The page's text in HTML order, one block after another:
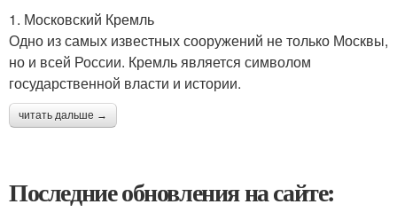
1. Московский Кремль
Одно из самых известных сооружений не только Москвы,
но и всей России. Кремль является символом
государственной власти и истории.
читать дальше →
Последние обновления на сайте: